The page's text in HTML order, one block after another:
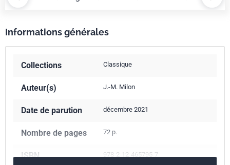
Informations générales
Collections Classique
Auteur(s) J.-M. Milon
Date de parution décembre 2021
Nombre de pages 72 p.
ISBN 978-2-12-465795-7